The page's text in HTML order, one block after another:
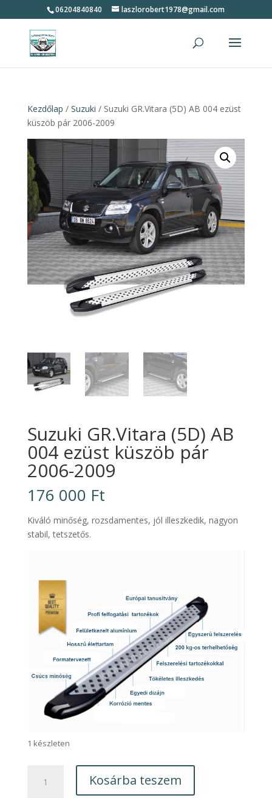
06204840840 laszlorobert1978@gmail.com
Kezdőlap / Suzuki / Suzuki GR.Vitara (5D) AB 004 ezüst
küszöb pár 2006-2009
Suzuki GR.Vitara (5D) AB
004 ezüst küszöb pár
2006-2009
176 000 Ft
Kiváló minőség, rozsdamentes, jól illeszkedik, nagyon
stabil, tetszetős.
1 készleten
GR.Vitara
Kosárba teszem